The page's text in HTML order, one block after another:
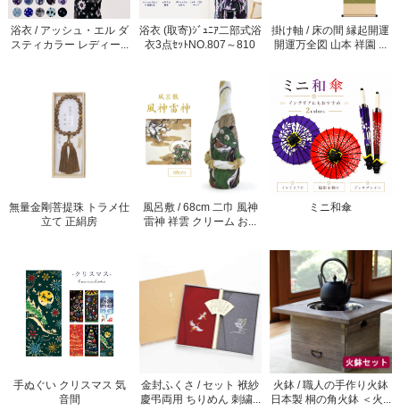
浴衣 / アッシュ・エル ダ
スティカラー レディー...
浴衣 (取寄)ｼﾞｭﾆｱ二部式浴
衣3点ｾｯﾄNO.807～810
掛け軸 / 床の間 縁起開運
開運万全図 山本 祥園 ...
無量金剛菩提珠 トラメ仕
立て 正絹房
風呂敷 / 68cm 二巾 風神
雷神 祥雲 クリーム お...
ミニ和傘
手ぬぐい クリスマス 気
音間
金封ふくさ / セット 袱紗
慶弔両用 ちりめん 刺繍...
火鉢 / 職人の手作り火鉢
日本製 桐の角火鉢 ＜火...